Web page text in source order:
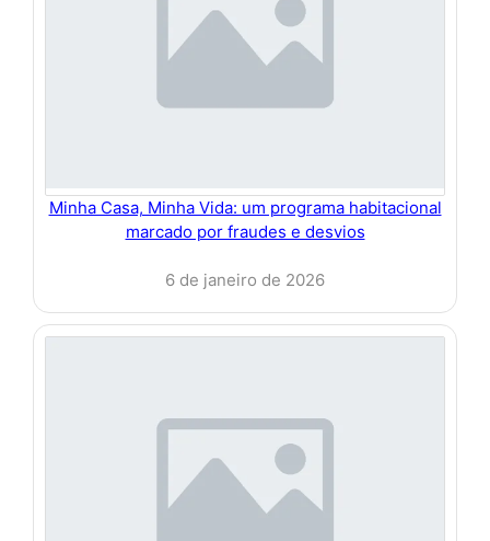
Minha Casa, Minha Vida: um programa habitacional
marcado por fraudes e desvios
6 de janeiro de 2026